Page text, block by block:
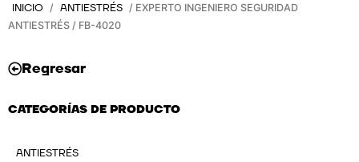
INICIO / ANTIESTRÉS / EXPERTO INGENIERO SEGURIDAD
ANTIESTRÉS / FB-4020
Regresar
CATEGORÍAS DE PRODUCTO
ANTIESTRÉS